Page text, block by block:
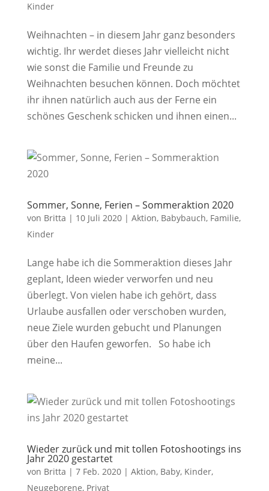
Kinder
Weihnachten – in diesem Jahr ganz besonders
wichtig. Ihr werdet dieses Jahr vielleicht nicht
wie sonst die Familie und Freunde zu
Weihnachten besuchen können. Doch möchtet
ihr ihnen natürlich auch aus der Ferne ein
schönes Geschenk schicken und ihnen einen...
Sommer, Sonne, Ferien – Sommeraktion 2020
von Britta | 10 Juli 2020| Aktion, Babybauch, Familie,
Kinder
Lange habe ich die Sommeraktion dieses Jahr
geplant, Ideen wieder verworfen und neu
überlegt. Von vielen habe ich gehört, dass
Urlaube ausfallen oder verschoben wurden,
neue Ziele wurden gebucht und Planungen
über den Haufen geworfen. So habe ich
meine...
Wieder zurück und mit tollen Fotoshootings ins
Jahr 2020 gestartet
von Britta | 7 Feb. 2020| Aktion, Baby, Kinder,
Neugeborene, Privat